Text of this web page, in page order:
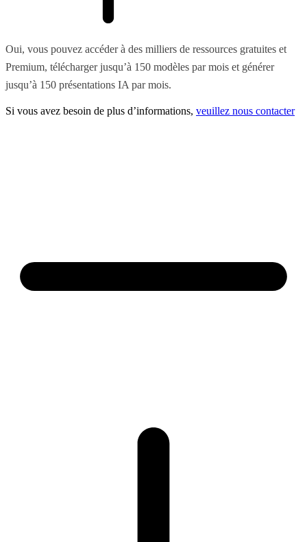
Oui, vous pouvez accéder à des milliers de ressources gratuites et
Premium, télécharger jusqu’à 150 modèles par mois et générer
jusqu’à 150 présentations IA par mois.
Si vous avez besoin de plus d’informations, veuillez nous contacter